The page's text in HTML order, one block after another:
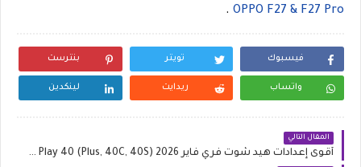
OPPO F27 & F27 Pro
.
فيسبوك تويتر بنترست
واتساب ريدايت لينكدين
المقال التالي
أقوى إعدادات هيد شوت فري فاير 2026 HONOR Play 40 (Plus, 40C, 40S)